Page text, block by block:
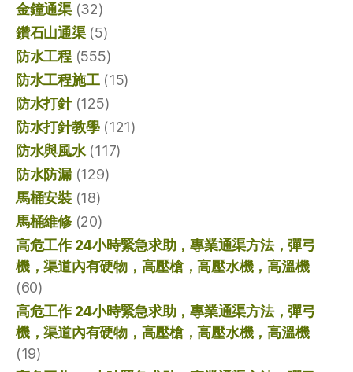
金鐘通渠(32)
鑽石山通渠(5)
防水工程(555)
防水工程施工(15)
防水打針(125)
防水打針教學(121)
防水與風水(117)
防水防漏(129)
馬桶安裝(18)
馬桶維修(20)
高危工作 24小時緊急求助，專業通渠方法，彈弓
機，渠道內有硬物，高壓槍，高壓水機，高溫機
(60)
高危工作 24小時緊急求助，專業通渠方法，彈弓
機，渠道內有硬物，高壓槍，高壓水機，高溫機
(19)